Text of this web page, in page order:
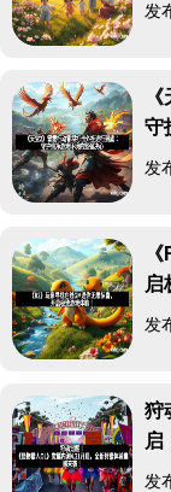
发
守
发
启
发
狩
启
发